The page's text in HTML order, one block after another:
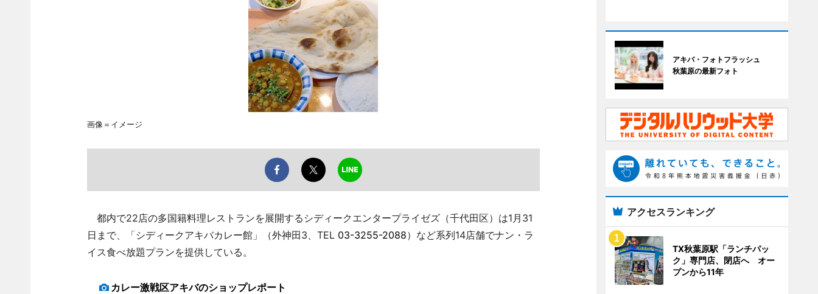
画像＝イメージ
都内で22店の多国籍料理レストランを展開するシディークエンタープライゼズ（千代田区）は1月31
日まで、「シディークアキバカレー館」（外神田3、TEL 03-3255-2088）など系列14店舗でナン・ラ
イス食べ放題プランを提供している。
カレー激戦区アキバのショップレポート
アキバ・フォトフラッシュ
秋葉原の最新フォト
アクセスランキング
TX秋葉原駅「ランチパッ
ク」専門店、閉店へ オー
プンから11年